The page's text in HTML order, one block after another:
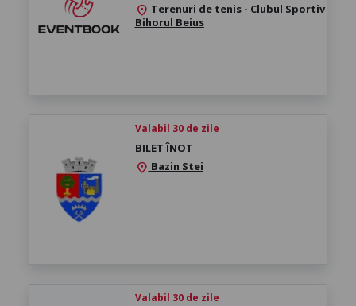
location_on Terenuri de tenis - Clubul Sportiv
Bihorul Beius
Valabil 30 de zile
BILET ÎNOT
location_on Bazin Stei
Valabil 30 de zile